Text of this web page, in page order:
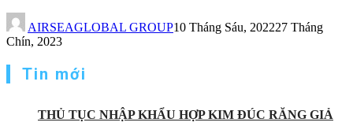
AIRSEAGLOBAL GROUP10 Tháng Sáu, 202227 Tháng
Chín, 2023
Tin mới
THỦ TỤC NHẬP KHẨU HỢP KIM ĐÚC RĂNG GIẢ